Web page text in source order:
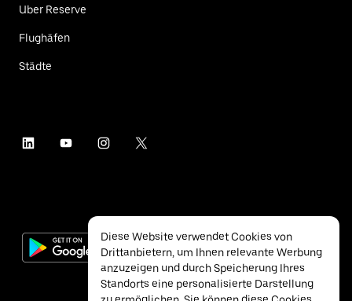
Uber Reserve
Flughäfen
Städte
Diese Website verwendet Cookies von
Drittanbietern, um Ihnen relevante Werbung
anzuzeigen und durch Speicherung Ihres
Standorts eine personalisierte Darstellung